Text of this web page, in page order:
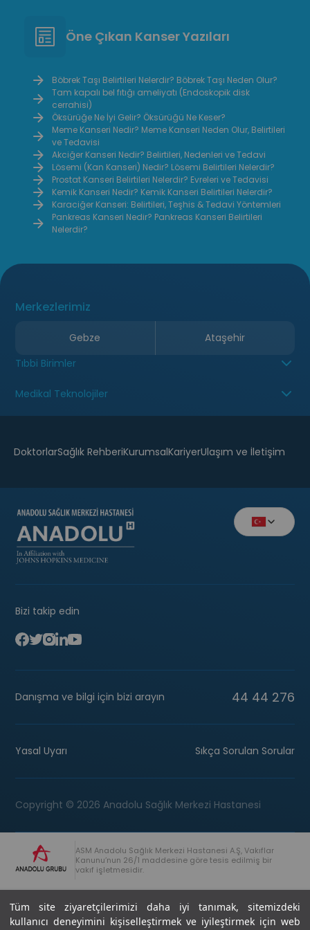
Tüm site ziyaretçilerimizi daha iyi tanımak, sitemizdeki
kullanıcı deneyimini kişiselleştirmek ve iyileştirmek için web
emzirme dönemindeki kadınlarda
daha sık görülse de farklı yaş
dönemde fark edilmesi, uygun
bakımın uygulanması ve gerekli
durumlarda tıbbi destek alınması
iyileşme sürecini hızlandırabilir.
cilt
Öne Çıkan Kanser Yazıları
Böbrek Taşı Belirtileri Nelerdir? Böbrek Taşı Neden Olur?
Tam kapalı bel fıtığı ameliyatı (Endoskopik disk
cerrahisi)
Öksürüğe Ne İyi Gelir? Öksürüğü Ne Keser?
Meme Kanseri Nedir? Meme Kanseri Neden Olur, Belirtileri
ve Tedavisi
Akciğer Kanseri Nedir? Belirtileri, Nedenleri ve Tedavi
Lösemi (Kan Kanseri) Nedir? Lösemi Belirtileri Nelerdir?
Prostat Kanseri Belirtileri Nelerdir? Evreleri ve Tedavisi
Kemik Kanseri Nedir? Kemik Kanseri Belirtileri Nelerdir?
Karaciğer Kanseri: Belirtileri, Teşhis & Tedavi Yöntemleri
Pankreas Kanseri Nedir? Pankreas Kanseri Belirtileri
Nelerdir?
Merkezlerimiz
Gebze
Ataşehir
Tıbbi Birimler
Medikal Teknolojiler
DoktorlarSağlık RehberiKurumsalKariyerUlaşım ve İletişim
Bizi takip edin
Danışma ve bilgi için bizi arayın 44 44 276
Yasal Uyarı Sıkça Sorulan Sorular
Copyright © 2026 Anadolu Sağlık Merkezi Hastanesi
ASM Anadolu Sağlık Merkezi Hastanesi A.Ş, Vakıflar
Kanunu’nun 26/1 maddesine göre tesis edilmiş bir
vakıf işletmesidir.
Anadolu Grubu Danışma Hattı +90 (262) 678 54 00